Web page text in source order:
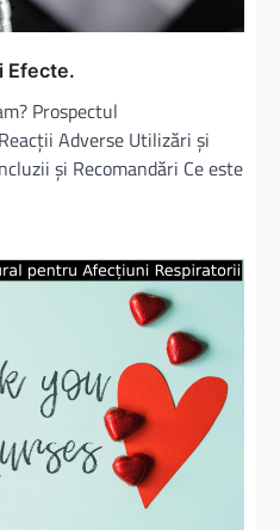
Efecte.
Prospectul
Adverse Utilizări și
și Recomandări Ce este